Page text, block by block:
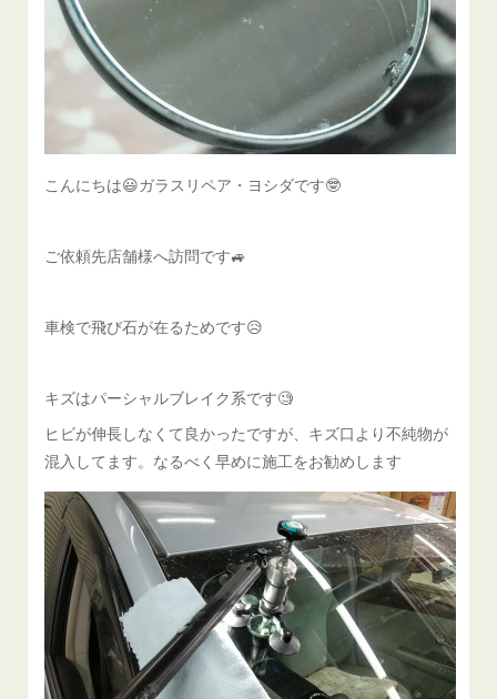
こんにちは😃ガラスリペア・ヨシダです🤓
ご依頼先店舗様へ訪問です🚙
車検で飛び石が在るためです😥
キズはパーシャルブレイク系です🧐
ヒビが伸長しなくて良かったですが、キズ口より不純物が
混入してます。なるべく早めに施工をお勧めします